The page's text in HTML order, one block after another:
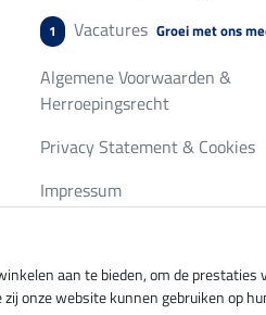
1 Vacatures Groei met ons
Algemene Voorwaarden &
Herroepingsrecht
Privacy Statement & Cookies
Impressum
Veilig betalen met
aan te bieden, om de
onze website kunnen gebruiken op